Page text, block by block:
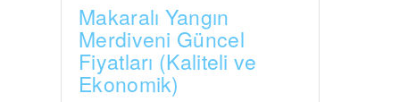
Makaralı Yangın
Merdiveni Güncel
Fiyatları (Kaliteli ve
Ekonomik)